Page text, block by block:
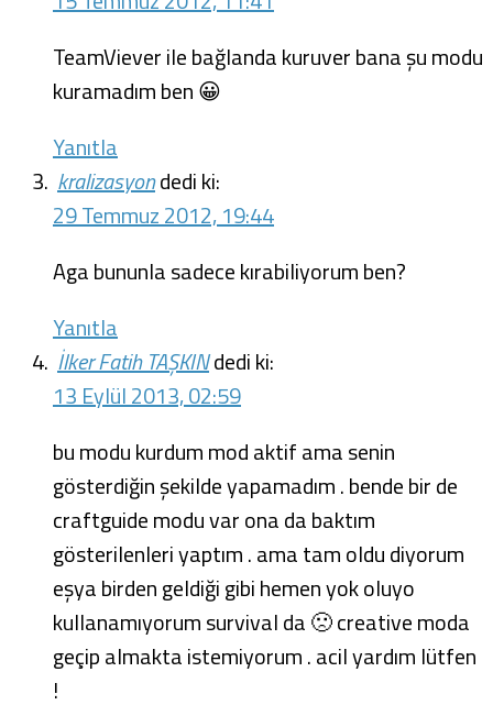
TeamViever ile bağlanda kuruver bana şu modu
kuramadım ben 😀
Yanıtla
kralizasyondedi ki:
29 Temmuz 2012, 19:44
Aga bununla sadece kırabiliyorum ben?
Yanıtla
İlker Fatih TAŞKINdedi ki:
13 Eylül 2013, 02:59
bu modu kurdum mod aktif ama senin
gösterdiğin şekilde yapamadım . bende bir de
craftguide modu var ona da baktım
gösterilenleri yaptım . ama tam oldu diyorum
eşya birden geldiği gibi hemen yok oluyo
kullanamıyorum survival da 🙁 creative moda
geçip almakta istemiyorum . acil yardım lütfen
!